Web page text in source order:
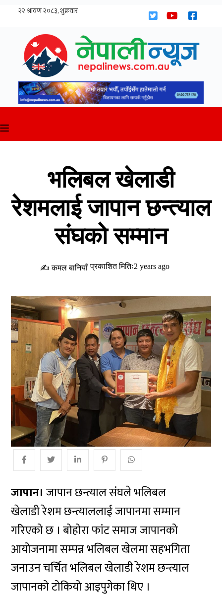
भलिबल खेलाडी
रेशमलाई जापान छन्त्याल
संघको सम्मान
✍ कमल बानियाँ प्रकाशित मितिः2 years ago
जापान। जापान छन्त्याल संघले भलिबल
खेलाडी रेशम छन्त्याललाई जापानमा सम्मान
गरिएको छ । बोहोरा फांट समाज जापानको
आयोजनामा सम्पन्न भलिबल खेलमा सहभगिता
जनाउन चर्चित भलिबल खेलाडी रेशम छन्त्याल
जापानको टोकियो आइपुगेका थिए ।